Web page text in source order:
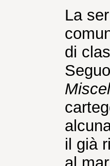
La
di
il già